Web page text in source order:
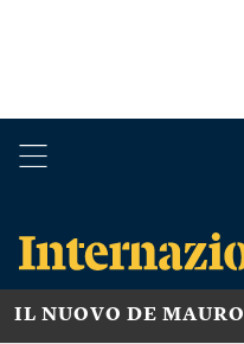
IL NUOVO DE MAURO